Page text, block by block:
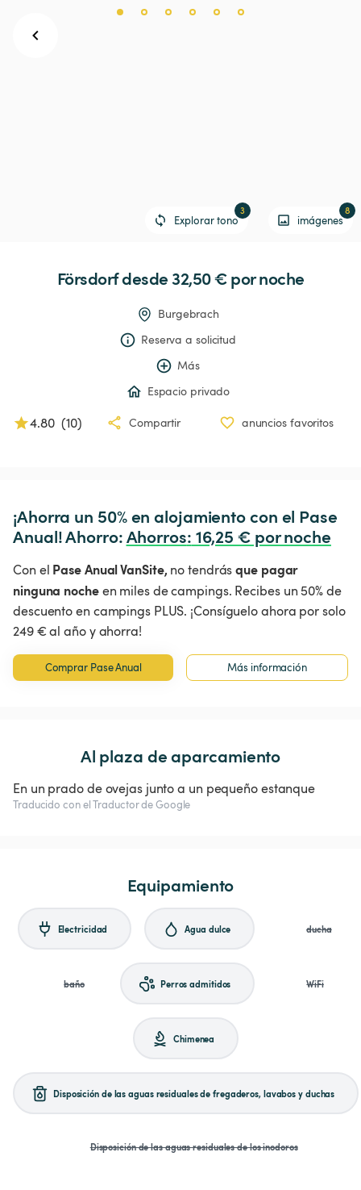
imágenes
8
Explorar tono
3
Försdorf desde 32,50 € por noche
Burgebrach
Reserva a solicitud
Más
Espacio privado
4.80 (10) Compartir anuncios favoritos
¡Ahorra un 50% en alojamiento con el Pase
Anual! Ahorro: Ahorros: 16,25 € por noche
Con el Pase Anual VanSite, no tendrásque pagar
ninguna nocheen miles de campings. Recibes un 50% de
descuento en campings PLUS. ¡Consíguelo ahora por solo
249 € al año y ahorra!
Comprar Pase Anual Más información
Al plaza de aparcamiento
En un prado de ovejas junto a un pequeño estanque
Traducido con el Traductor de Google
Equipamiento
Electricidad Agua dulce ducha
baño Perros admitidos WiFi
Chimenea
Disposición de las aguas residuales de fregaderos, lavabos y duchas
Disposición de las aguas residuales de los inodoros